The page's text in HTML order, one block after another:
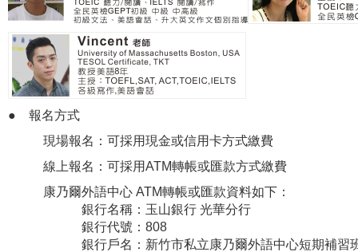
●
報名方式
現場報名：可採用現金或信用卡方式繳費
線上報名：可採用ATM轉帳或匯款方式繳費
康乃爾外語中心 ATM轉帳或匯款資料如下：
銀行名稱：玉山銀行 光華分行
銀行代號：808
銀行戶名：新竹市私立康乃爾外語中心短期補習班